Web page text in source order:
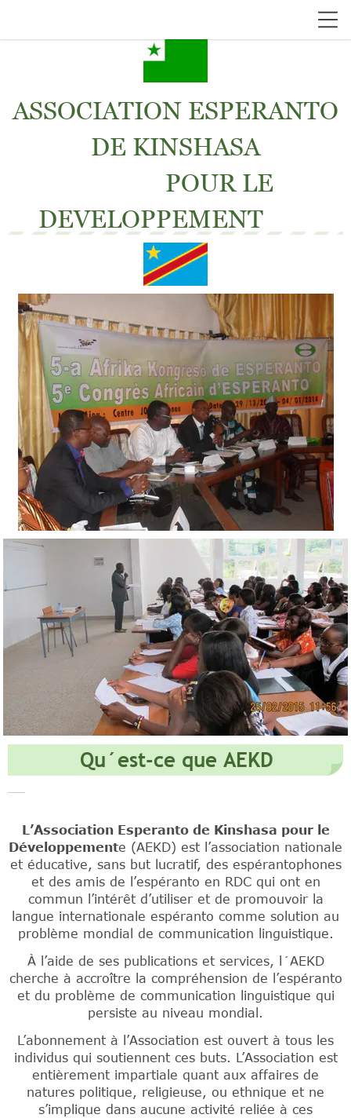
ASSOCIATION ESPERANTO
DE KINSHASA
POUR LE
DEVELOPPEMENT
Qu´est-ce que AEKD
L’Association Esperanto de Kinshasa pour le
Développemente (AEKD) est l’association nationale
et éducative, sans but lucratif, des espérantophones
et des amis de l’espéranto en RDC qui ont en
commun l’intérêt d’utiliser et de promouvoir la
langue internationale espéranto comme solution au
problème mondial de communication linguistique.
À l’aide de ses publications et services, l´AEKD
cherche à accroître la compréhension de l’espéranto
et du problème de communication linguistique qui
persiste au niveau mondial.
L’abonnement à l’Association est ouvert à tous les
individus qui soutiennent ces buts. L’Association est
entièrement impartiale quant aux affaires de
natures politique, religieuse, ou ethnique et ne
s’implique dans aucune activité reliée à ces